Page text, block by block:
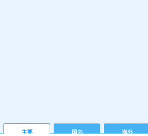
主要 国内 海外